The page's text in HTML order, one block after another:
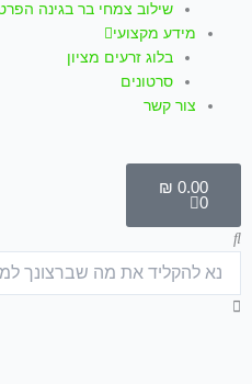
שילוב צמחי בר בגינה
מידע מקצועי
בלוג זרעים מציון
סרטונים
צור קשר
₪ 0.00
0
עגלת
קניות
חיפוש